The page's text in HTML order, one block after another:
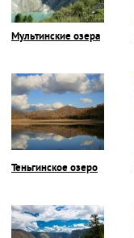
Мультинские озера
Теньгинское озеро